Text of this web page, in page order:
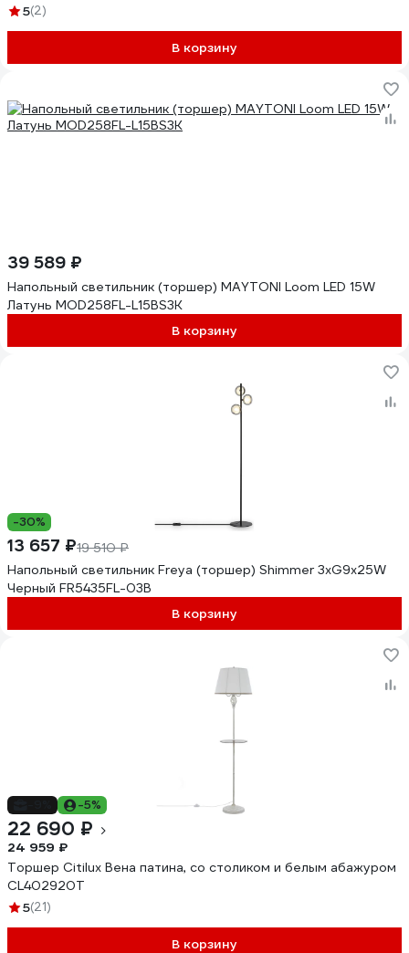
5(2)
В корзину
39 589 ₽
Напольный светильник (торшер) MAYTONI Loom LED 15W
Латунь MOD258FL-L15BS3K
В корзину
-30%
13 657 ₽19 510 ₽
Напольный светильник Freya (торшер) Shimmer 3хG9x25W
Черный FR5435FL-03B
В корзину
-5%
22 690 ₽
24 959 ₽
Торшер Citilux Вена патина, со столиком и белым абажуром
CL402920T
5(21)
В корзину